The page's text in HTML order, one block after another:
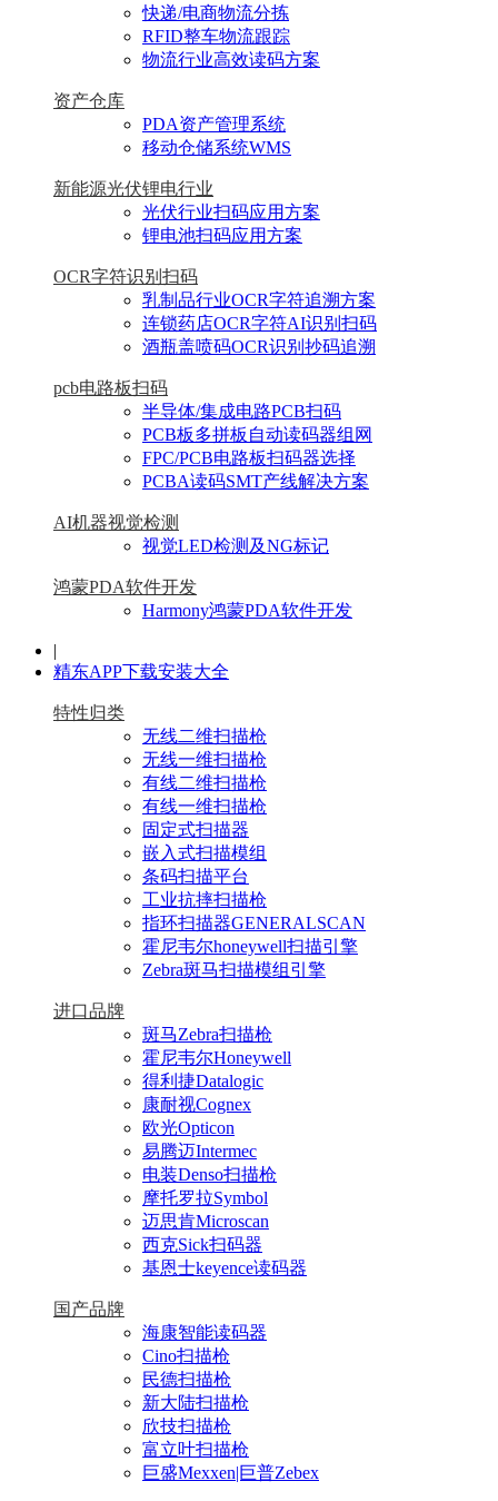
快递/电商物流分拣
RFID整车物流跟踪
物流行业高效读码方案
资产仓库
PDA资产管理系统
移动仓储系统WMS
新能源光伏锂电行业
光伏行业扫码应用方案
锂电池扫码应用方案
OCR字符识别扫码
乳制品行业OCR字符追溯方案
连锁药店OCR字符AI识别扫码
酒瓶盖喷码OCR识别抄码追溯
pcb电路板扫码
半导体/集成电路PCB扫码
PCB板多拼板自动读码器组网
FPC/PCB电路板扫码器选择
PCBA读码SMT产线解决方案
AI机器视觉检测
视觉LED检测及NG标记
鸿蒙PDA软件开发
Harmony鸿蒙PDA软件开发
|
精东APP下载安装大全
特性归类
无线二维扫描枪
无线一维扫描枪
有线二维扫描枪
有线一维扫描枪
固定式扫描器
嵌入式扫描模组
条码扫描平台
工业抗摔扫描枪
指环扫描器GENERALSCAN
霍尼韦尔honeywell扫描引擎
Zebra斑马扫描模组引擎
进口品牌
斑马Zebra扫描枪
霍尼韦尔Honeywell
得利捷Datalogic
康耐视Cognex
欧光Opticon
易腾迈Intermec
电装Denso扫描枪
摩托罗拉Symbol
迈思肯Microscan
西克Sick扫码器
基恩士keyence读码器
国产品牌
海康智能读码器
Cino扫描枪
民德扫描枪
新大陆扫描枪
欣技扫描枪
富立叶扫描枪
巨盛Mexxen|巨普Zebex